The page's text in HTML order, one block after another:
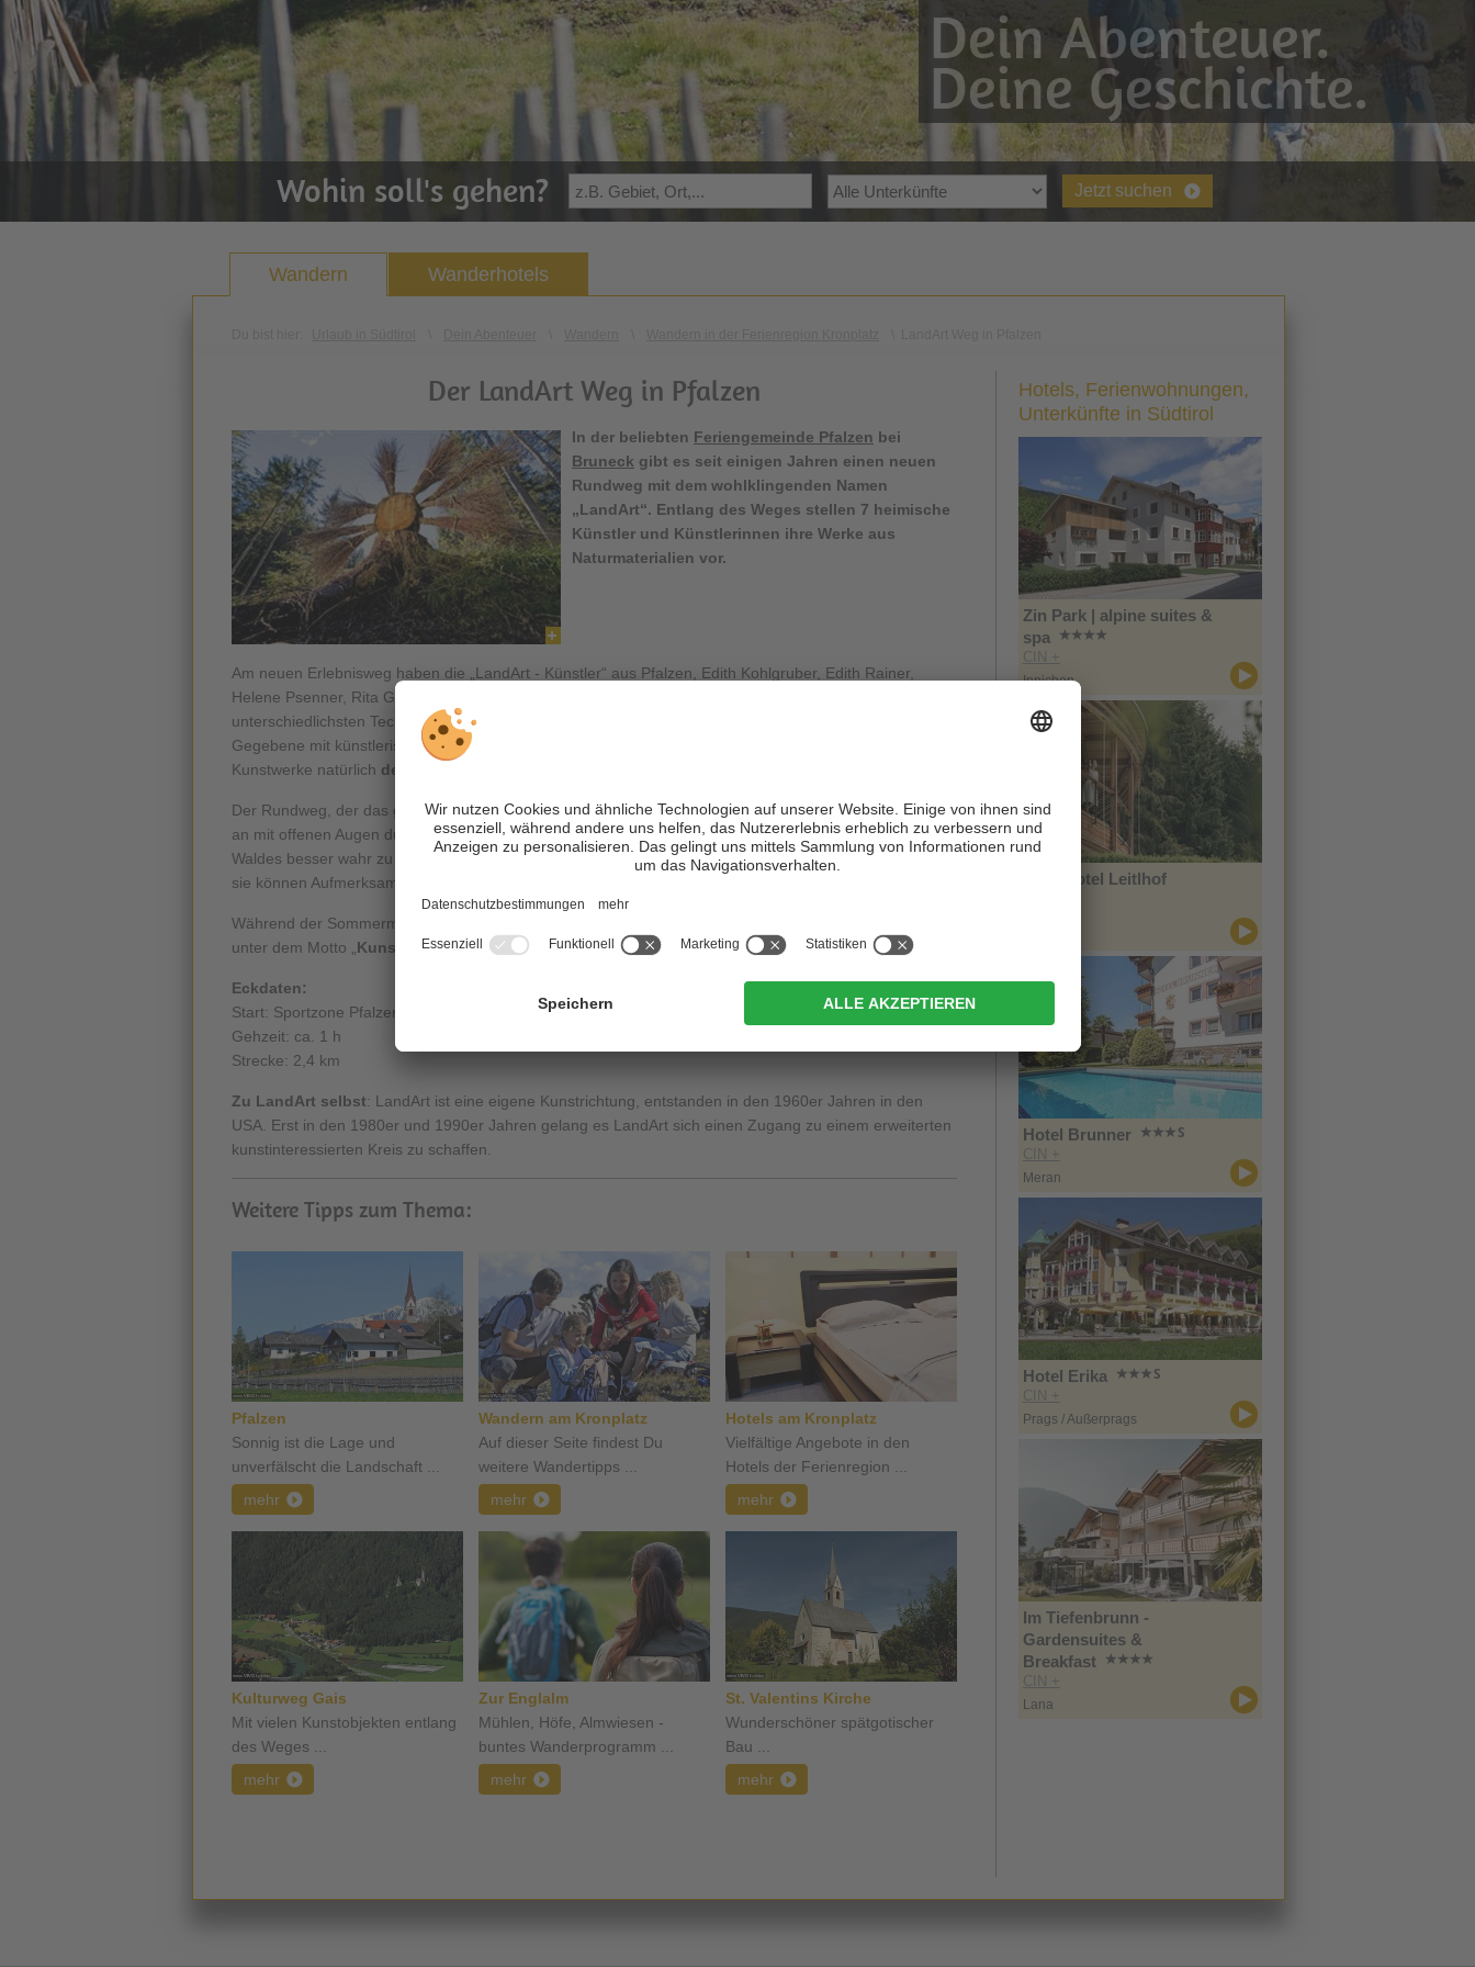
Dein Abenteuer.
Deine Geschichte.
Wohin soll's gehen? Jetzt suchen
Wandern Wanderhotels
Der LandArt Weg in Pfalzen
In der beliebten Feriengemeinde Pfalzen bei
Bruneck gibt es seit einigen Jahren einen neuen
Rundweg mit dem wohlklingenden Namen
„LandArt“. Entlang des Weges stellen 7 heimische
Künstler und Künstlerinnen ihre Werke aus
Naturmaterialien vor.
Am neuen Erlebnisweg haben die „LandArt - Künstler“ aus Pfalzen, Edith Kohlgruber, Edith Rainer,
Helene Psenner, Rita Gutwenger, Ulrike Großgasteiger, Pepi Peskollderungg und Johann Passler, mit
unterschiedlichsten Techniken und Mitteln
Gegebene mit künstlerischen Eingriffen zu einem neuen Ganzen verbunden. Dabei sind die einzelnen
Kunstwerke natürlich der Witterung
Der Rundweg, der das ganze Jahr über besichtigt und begangen werden kann, regt den Besucher dazu
an mit offenen Augen durch den Wald zu spazieren und die einzelnen Werke sowie die Schönheiten des
Waldes besser wahr zu nehmen. Dabei können die Kunstwerke sowohl überraschen als auch irritieren,
sie können Aufmerksamkeit erwecken, als auch für die Ruhe und Schönheit des Waldes sensibilisieren.
Während der Sommermonate werden auch
unter dem Motto „ Kunst in und mit der Natur“ steht angeboten.
Eckdaten:
Start: Sportzone Pfalzen
Gehzeit: ca. 1 h
Strecke: 2,4 km
Zu LandArt selbst: LandArt ist eine eigene Kunstrichtung, entstanden in den 1960er Jahren in den
USA. Erst in den 1980er und 1990er Jahren gelang es LandArt sich einen Zugang zu einem erweiterten
kunstinteressierten Kreis zu schaffen.
Weitere Tipps zum Thema:
Pfalzen
Sonnig ist die Lage und
unverfälscht die Landschaft ...
mehr
Wandern am Kronplatz
Auf dieser Seite findest Du
weitere Wandertipps ...
mehr
Hotels am Kronplatz
Vielfältige Angebote in den
Hotels der Ferienregion ...
mehr
Kulturweg Gais
Mit vielen Kunstobjekten entlang
des Weges ...
mehr
Zur Englalm
Mühlen, Höfe, Almwiesen -
buntes Wanderprogramm ...
mehr
St. Valentins Kirche
Wunderschöner spätgotischer
Bau ...
mehr
Hotels, Ferienwohnungen,
Unterkünfte in Südtirol
Zin Park | alpine suites &
spa
CIN +
Innichen
Naturhotel Leitlhof
Hotel Brunner
CIN +
Meran
Hotel Erika
CIN +
Prags / Außerprags
Im Tiefenbrunn -
Gardensuites &
Breakfast
CIN +
Lana